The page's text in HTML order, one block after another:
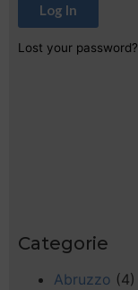
Log In
Lost your password?
Categorie
Abruzzo (4)